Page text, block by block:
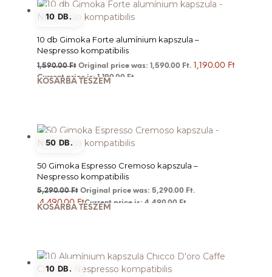
10 DB.
10 db Gimoka Forte alumínium kapszula –
Nespresso kompatibilis
1,590.00Ft Original price was: 1,590.00 Ft. 1,190.00 Ft
Current price is: 1,190.00 Ft.
KOSÁRBA TESZEM
50 DB.
50 Gimoka Espresso Cremoso kapszula –
Nespresso kompatibilis
5,290.00Ft Original price was: 5,290.00 Ft.
4,490.00 FtCurrent price is: 4,490.00 Ft.
KOSÁRBA TESZEM
10 DB.